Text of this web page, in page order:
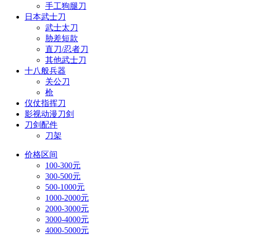
手工狗腿刀
日本武士刀
武士太刀
胁差短款
直刀/忍者刀
其他武士刀
十八般兵器
关公刀
枪
仪仗指挥刀
影视动漫刀剑
刀剑配件
刀架
价格区间
100-300元
300-500元
500-1000元
1000-2000元
2000-3000元
3000-4000元
4000-5000元